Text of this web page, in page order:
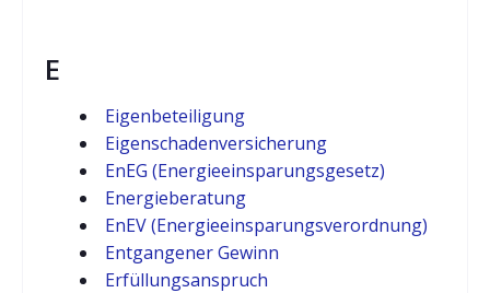
E
Eigenbeteiligung
Eigenschadenversicherung
EnEG (Energieeinsparungsgesetz)
Energieberatung
EnEV (Energieeinsparungsverordnung)
Entgangener Gewinn
Erfüllungsanspruch